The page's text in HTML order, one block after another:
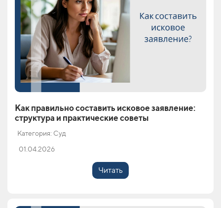
Как правильно составить исковое заявление:
структура и практические советы
Категория: Суд
01.04.2026
Читать